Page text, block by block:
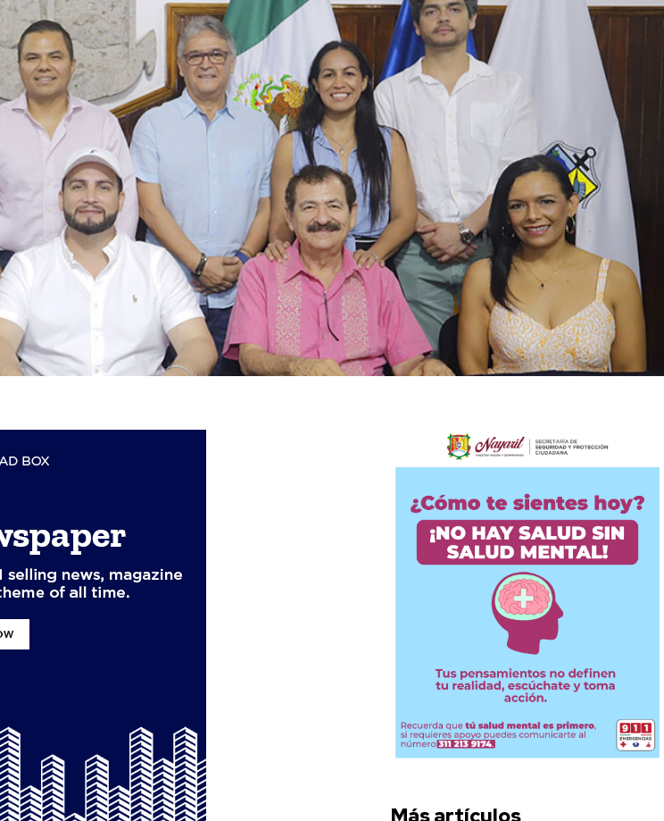
Más artículos